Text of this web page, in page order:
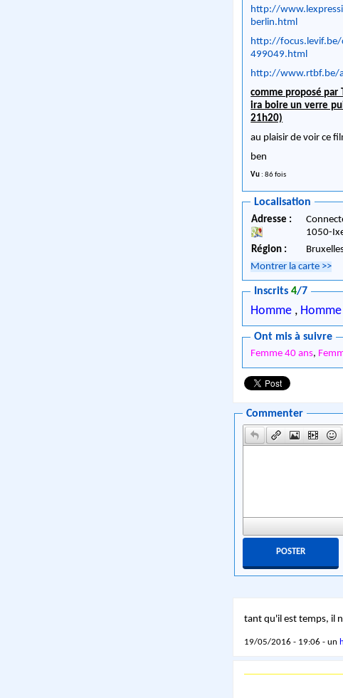
http://
berlin.html
http://focus.levif.be/
499049.html
http://www.rtbf.be/
comme proposé par
ira boire un verre
21h20)
au plaisir de voir ce
ben
Vu : 86 fois
Localisation
Adresse :
1050-
Région :
Montrer la carte >>
Inscrits4/7
Homme ,
Ont mis à suivre
Femme 40 ans,
Commenter
tant qu'il est temps, il
19/05/2016 - 19:06 - un